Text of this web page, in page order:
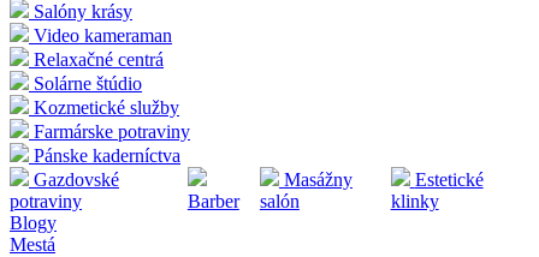
Salóny krásy
Video kameraman
Relaxačné centrá
Solárne štúdio
Kozmetické služby
Farmárske potraviny
Pánske kaderníctva
Gazdovské
potraviny
Barber
Masážny
salón
Estetické
klinky
Blogy
Mestá